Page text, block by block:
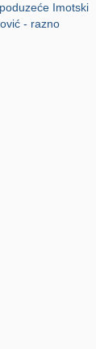
Imotski
- razno